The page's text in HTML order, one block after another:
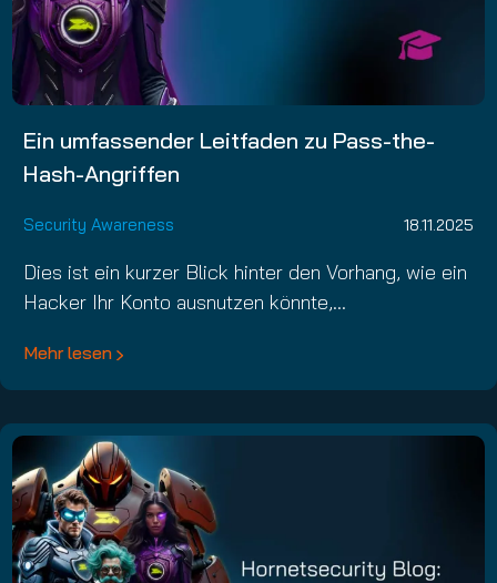
Ein umfassender Leitfaden zu Pass-the-
Hash-Angriffen
Security Awareness 18.11.2025
Dies ist ein kurzer Blick hinter den Vorhang, wie ein
Hacker Ihr Konto ausnutzen könnte,…
Mehr lesen